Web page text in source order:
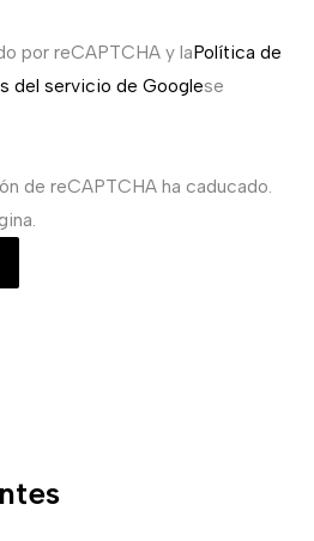
por reCAPTCHA y laPolítica de
del servicio de Googlese
de reCAPTCHA ha caducado.